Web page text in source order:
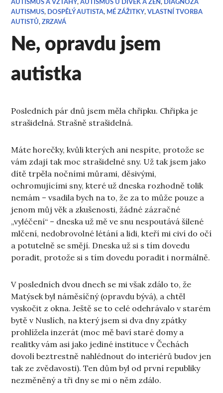
AUTISMUS A VZTAHY,AUTISMUS U DÍVEK A ŽEN, DIAGNÓZA
AUTISMUS, DOSPĚLÝ AUTISTA, MÉ ZÁŽITKY,VLASTNÍ TVORBA
AUTISTŮ,ZRZAVÁ
Ne, opravdu jsem
autistka
Posledních pár dnů jsem měla chřipku. Chřipka je
strašidelná. Strašně strašidelná.
Máte horečky, kvůli kterých ani nespíte, protože se
vám zdají tak moc strašidelné sny. Už tak jsem jako
dítě trpěla nočními můrami, děsivými,
ochromujícími sny, které už dneska rozhodně tolik
nemám – vsadila bych na to, že za to může pouze a
jenom můj věk a zkušenosti, žádné zázračné
„vyléčení“ – dneska už mě ve snu nespoutává šílené
mlčení, nedobrovolné létání a lidi, kteří mi civí do očí
a potutelně se smějí. Dneska už si s tím dovedu
poradit, protože si s tím dovedu poradit i normálně.
V posledních dvou dnech se mi však zdálo to, že
Matýsek byl náměsíčný (opravdu bývá), a chtěl
vyskočit z okna. Ještě se to celé odehrávalo v starém
bytě v Nuslích, na který jsem si dva dny zpátky
prohlížela inzerát (moc mě baví staré domy a
realitky vám asi jako jediné instituce v Čechách
dovolí beztrestně nahlédnout do interiérů budov jen
tak ze zvědavosti). Ten dům byl od první republiky
nezměněný a tři dny se mi o něm zdálo.